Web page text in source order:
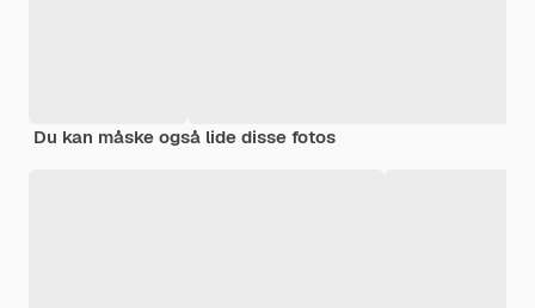
Du kan måske også lide disse fotos